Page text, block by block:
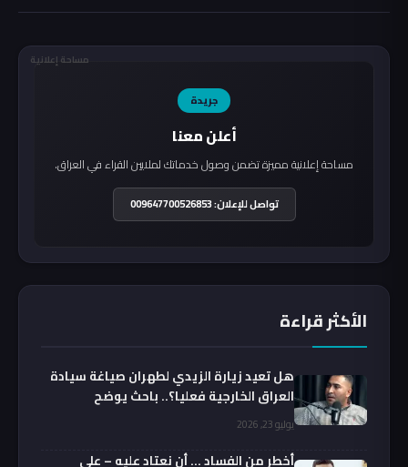
مساحة إعلانية
جريدة
أعلن معنا
مساحة إعلانية مميزة تضمن وصول خدماتك لملايين القراء في العراق.
تواصل للإعلان: 009647700526853
الأكثر قراءة
هل تعيد زيارة الزيدي لطهران صياغة سيادة
العراق الخارجية فعليا؟.. باحث يوضح
يوليو 23, 2026
أخطر من الفساد … أن نعتاد عليه – علي